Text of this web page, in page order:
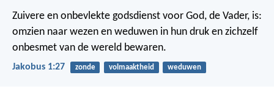
Zuivere en onbevlekte godsdienst voor God, de Vader, is:
omzien naar wezen en weduwen in hun druk en zichzelf
onbesmet van de wereld bewaren.
Jakobus 1:27 zonde volmaaktheid weduwen